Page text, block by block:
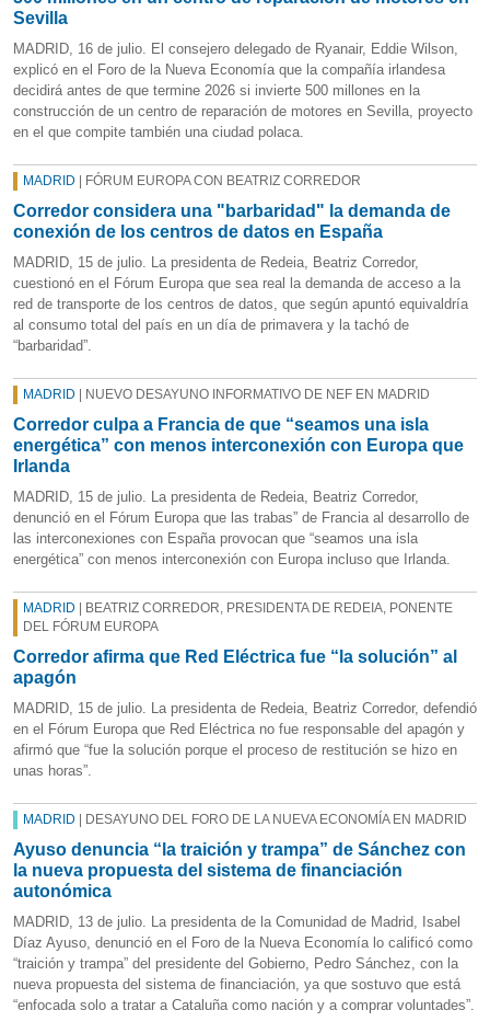
Sevilla
MADRID, 16 de julio. El consejero delegado de Ryanair, Eddie Wilson,
explicó en el Foro de la Nueva Economía que la compañía irlandesa
decidirá antes de que termine 2026 si invierte 500 millones en la
construcción de un centro de reparación de motores en Sevilla, proyecto
en el que compite también una ciudad polaca.
MADRID | FÓRUM EUROPA CON BEATRIZ CORREDOR
Corredor considera una "barbaridad" la demanda de
conexión de los centros de datos en España
MADRID, 15 de julio. La presidenta de Redeia, Beatriz Corredor,
cuestionó en el Fórum Europa que sea real la demanda de acceso a la
red de transporte de los centros de datos, que según apuntó equivaldría
al consumo total del país en un día de primavera y la tachó de
“barbaridad”.
MADRID | NUEVO DESAYUNO INFORMATIVO DE NEF EN MADRID
Corredor culpa a Francia de que “seamos una isla
energética” con menos interconexión con Europa que
Irlanda
MADRID, 15 de julio. La presidenta de Redeia, Beatriz Corredor,
denunció en el Fórum Europa que las trabas” de Francia al desarrollo de
las interconexiones con España provocan que “seamos una isla
energética” con menos interconexión con Europa incluso que Irlanda.
MADRID | BEATRIZ CORREDOR, PRESIDENTA DE REDEIA, PONENTE
DEL FÓRUM EUROPA
Corredor afirma que Red Eléctrica fue “la solución” al
apagón
MADRID, 15 de julio. La presidenta de Redeia, Beatriz Corredor, defendió
en el Fórum Europa que Red Eléctrica no fue responsable del apagón y
afirmó que “fue la solución porque el proceso de restitución se hizo en
unas horas”.
MADRID | DESAYUNO DEL FORO DE LA NUEVA ECONOMÍA EN MADRID
Ayuso denuncia “la traición y trampa” de Sánchez con
la nueva propuesta del sistema de financiación
autonómica
MADRID, 13 de julio. La presidenta de la Comunidad de Madrid, Isabel
Díaz Ayuso, denunció en el Foro de la Nueva Economía lo calificó como
“traición y trampa” del presidente del Gobierno, Pedro Sánchez, con la
nueva propuesta del sistema de financiación, ya que sostuvo que está
“enfocada solo a tratar a Cataluña como nación y a comprar voluntades”.